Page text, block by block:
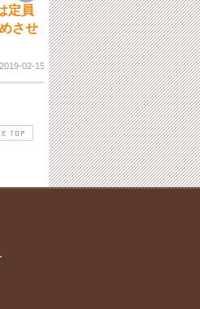
定員
させ
2019-02-15
骨院での腰痛の施術
2018-09-
TOP